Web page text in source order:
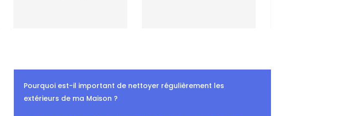
Pourquoi est-il important de nettoyer régulièrement les
extérieurs de ma Maison ?